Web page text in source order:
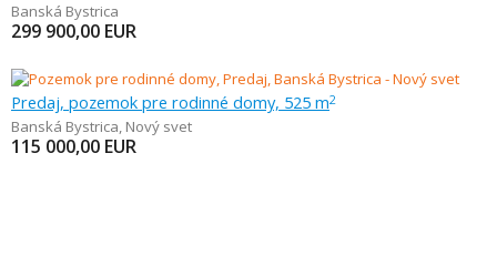
Banská Bystrica
299 900,00 EUR
Predaj, pozemok pre rodinné domy, 525 m2
Banská Bystrica, Nový svet
115 000,00 EUR